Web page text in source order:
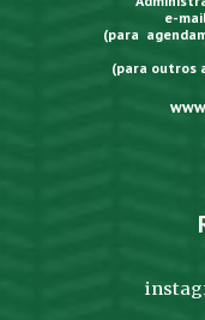
e-
(para
(para outros